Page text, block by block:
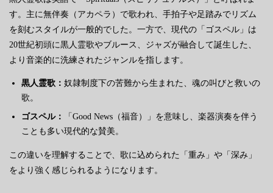
す。主に無伴奏（アカペラ）で歌われ、手拍子や足踏みでリズム
を刻むスタイルが一般的でした。一方で、現代の「ゴスペル」は
20世紀初頭に黒人霊歌やブルース、ジャズが融合して誕生した、
より音楽的に洗練されたジャンルを指します。
黒人霊歌： 奴隷制度下の苦難から生まれた、魂の叫びと救いの
歌。
ゴスペル：
「Good News（福音）」を意味し、楽器演奏を伴う
ことも多い現代的な賛美。
この違いを理解することで、歌に込められた「重み」や「深み」
をより強く感じられるようになります。